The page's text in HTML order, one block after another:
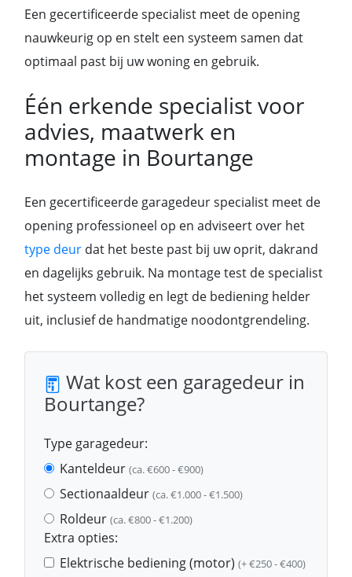
Een gecertificeerde specialist meet de opening
nauwkeurig op en stelt een systeem samen dat
optimaal past bij uw woning en gebruik.
Één erkende specialist voor
advies, maatwerk en
montage in Bourtange
Een gecertificeerde garagedeur specialist meet de
opening professioneel op en adviseert over het
type deur dat het beste past bij uw oprit, dakrand
en dagelijks gebruik. Na montage test de specialist
het systeem volledig en legt de bediening helder
uit, inclusief de handmatige noodontgrendeling.
Wat kost een garagedeur in
Bourtange?
Type garagedeur:
Kanteldeur (ca. €600 - €900)
Sectionaaldeur (ca. €1.000 - €1.500)
Roldeur (ca. €800 - €1.200)
Extra opties:
Elektrische bediening (motor) (+ €250 - €400)